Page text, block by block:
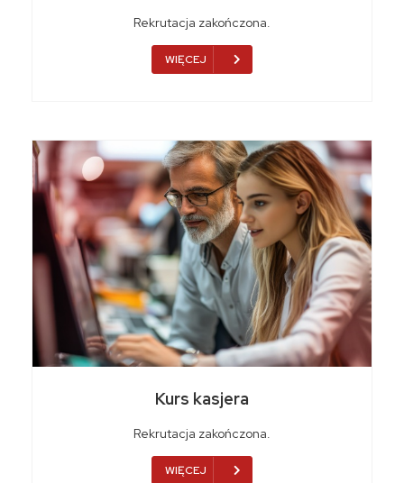
Rekrutacja zakończona.
WIĘCEJ
Kurs kasjera
Rekrutacja zakończona.
WIĘCEJ